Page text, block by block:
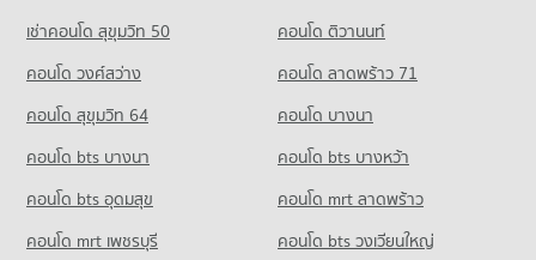
5 properties for sale
เช่าคอนโด สุขุมวิท 50
คอนโด ติวานนท์
คอนโด วงศ์สว่าง
คอนโด ลาดพร้าว 71
คอนโด สุขุมวิท 64
คอนโด บางนา
คอนโด bts บางนา
คอนโด bts บางหว้า
คอนโด bts อุดมสุข
คอนโด mrt ลาดพร้าว
คอนโด mrt เพชรบุรี
คอนโด bts วงเวียนใหญ่